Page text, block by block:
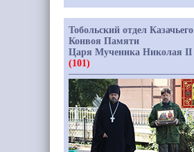
Тобольский отдел Казачьего
Конвоя Памяти
Царя Мученика Николая II
(101)